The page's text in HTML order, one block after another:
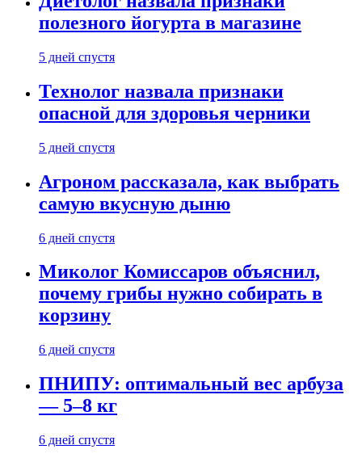
полезного йогурта в магазине
5 дней спустя
Технолог назвала признаки
опасной для здоровья черники
5 дней спустя
Агроном рассказала, как выбрать
самую вкусную дыню
6 дней спустя
Миколог Комиссаров объяснил,
почему грибы нужно собирать в
корзину
6 дней спустя
ПНИПУ: оптимальный вес арбуза
— 5–8 кг
6 дней спустя